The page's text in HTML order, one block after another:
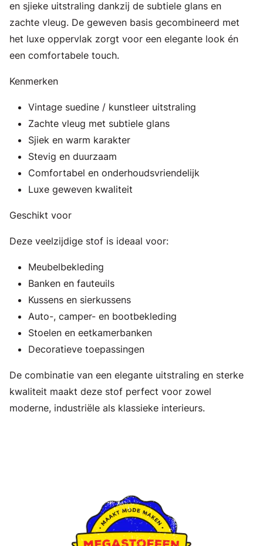
en sjieke uitstraling dankzij de subtiele glans en
zachte vleug. De geweven basis gecombineerd met
het luxe oppervlak zorgt voor een elegante look én
een comfortabele touch.
Kenmerken
Vintage suedine / kunstleer uitstraling
Zachte vleug met subtiele glans
Sjiek en warm karakter
Stevig en duurzaam
Comfortabel en onderhoudsvriendelijk
Luxe geweven kwaliteit
Geschikt voor
Deze veelzijdige stof is ideaal voor:
Meubelbekleding
Banken en fauteuils
Kussens en sierkussens
Auto-, camper- en bootbekleding
Stoelen en eetkamerbanken
Decoratieve toepassingen
De combinatie van een elegante uitstraling en sterke
kwaliteit maakt deze stof perfect voor zowel
moderne, industriële als klassieke interieurs.